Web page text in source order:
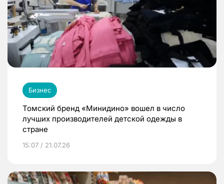
Бизнес
Томский бренд «Минидино» вошел в число
лучших производителей детской одежды в
стране
15:07 / 21.07.26